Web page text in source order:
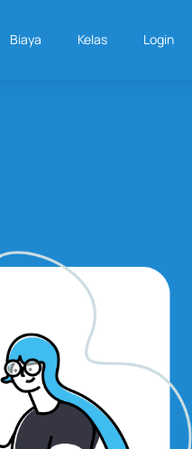
Biaya Kelas Login